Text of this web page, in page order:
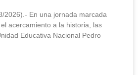
2026).- En una jornada marcada
acercamiento a la historia, las
Educativa Nacional Pedro